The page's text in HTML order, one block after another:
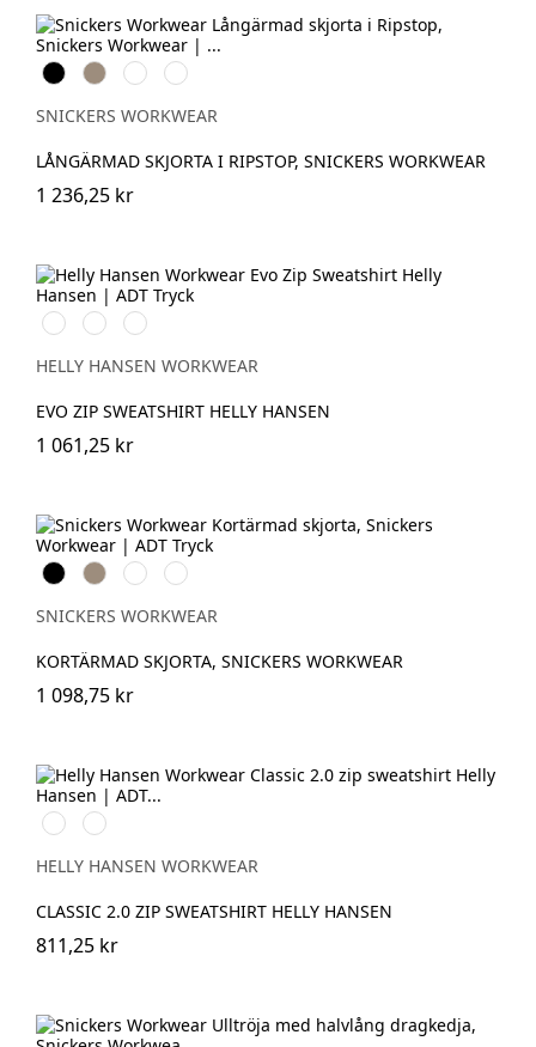
Svart KhakiMarinblåKhakigrön
SNICKERS WORKWEAR
LÅNGÄRMAD SKJORTA I RIPSTOP, SNICKERS WORKWEAR
1 236,25 kr
591
NAVY
991
BLACK
932
GREY
MELANGE
HELLY HANSEN WORKWEAR
EVO ZIP SWEATSHIRT HELLY HANSEN
1 061,25 kr
Svart KhakiMarinblåKhakigrön
SNICKERS WORKWEAR
KORTÄRMAD SKJORTA, SNICKERS WORKWEAR
1 098,75 kr
990
BLACK
590
NAVY
HELLY HANSEN WORKWEAR
CLASSIC 2.0 ZIP SWEATSHIRT HELLY HANSEN
811,25 kr